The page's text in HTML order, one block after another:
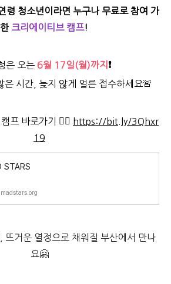
령 청소년이라면 누구나 무료로 참여 가
크리에이티브 캠프!
은 오는 6월 17일(월)까지 ❗
은 시간, 늦지 않게 얼른 접수하세요🚨
프 바로가기 👉🏻
https://bit.ly/3Qhxr
19
STARS
뜨거운 열정으로 채워질 부산에서 만나
요🤗